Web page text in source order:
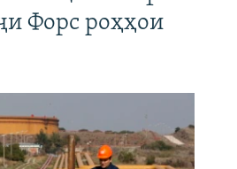
Форс роҳҳои